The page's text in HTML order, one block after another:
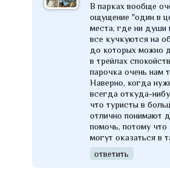
В парках вообще
ощущение "один в
места, где ни души
все кучкуются на
до которых можно
в трейлах
парочка очень нам
Наверно, когда
всегда откуда-
что туристы в
отлично понимают
помочь, потому что
могут оказаться в
ответить